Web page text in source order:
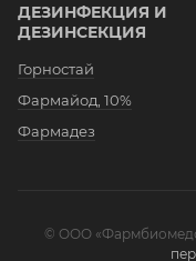
ДЕЗИНФЕКЦИЯ И
ДЕЗИНСЕКЦИЯ
Горностай
Фармайод, 10%
Фармадез
© OOO